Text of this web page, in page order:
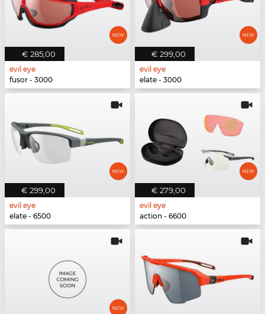
€ 285,00
evil eye
fusor - 3000
€ 299,00
evil eye
elate - 3000
€ 299,00
evil eye
elate - 6500
€ 279,00
evil eye
action - 6600